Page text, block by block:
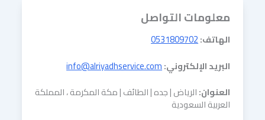
معلومات التواصل
الهاتف:0531809702
البريد الإلكتروني:info@alriyadhservice.com
العنوان:الرياض | جده | الطائف | مكة المكرمة ، المملكة
العربية السعودية